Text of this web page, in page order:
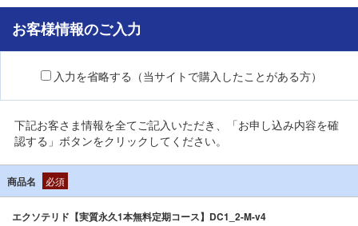
お客様情報のご入力
入力を省略する（当サイトで購入したことがある方）
下記お客さま情報を全てご記入いただき、「お申し込み内容を確
認する」ボタンをクリックしてください。
商品名 必須
エクソテリド【実質永久1本無料定期コース】DC1_2-M-v4